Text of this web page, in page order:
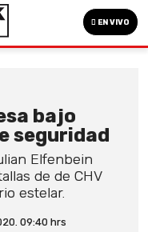
EN VIVO
bajo
seguridad
Elfenbein
de de CHV
estelar.
09:40 hrs